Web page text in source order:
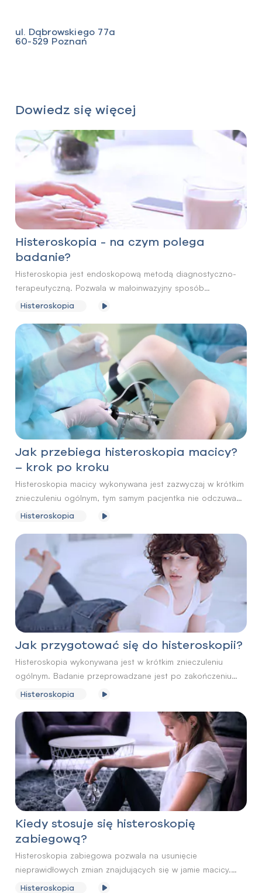
ul. Dąbrowskiego 77a
60-529 Poznań
Dowiedz się więcej
Histeroskopia - na czym polega
badanie?
Histeroskopia jest endoskopową metodą diagnostyczno-
terapeutyczną. Pozwala w małoinwazyjny sposób
szczegółowo ocenić wnętrze jamy macicy, jak również
Wykorzystywana jest w diagnostyce i leczeniu
niepłodności, w przypadku zaburzeń miesiączkowych czy
nawracających poronień.
Histeroskopia
Jak przebiega histeroskopia macicy?
– krok po kroku
Histeroskopia macicy wykonywana jest zazwyczaj w krótkim
znieczuleniu ogólnym, tym samym pacjentka nie odczuwa
żadnych dolegliwości bólowych związanych z badaniem.
10-15 minut.
Histeroskopia
Jak przygotować się do histeroskopii?
Histeroskopia wykonywana jest w krótkim znieczuleniu
ogólnym. Badanie przeprowadzane jest po zakończeniu
miesiączki, a przed wystąpieniem owulacji.
Histeroskopia
Kiedy stosuje się histeroskopię
zabiegową?
Histeroskopia zabiegowa pozwala na usunięcie
nieprawidłowych zmian znajdujących się w jamie macicy.
Może zostać przeprowadzona jako rozszerzenie
Histeroskopia